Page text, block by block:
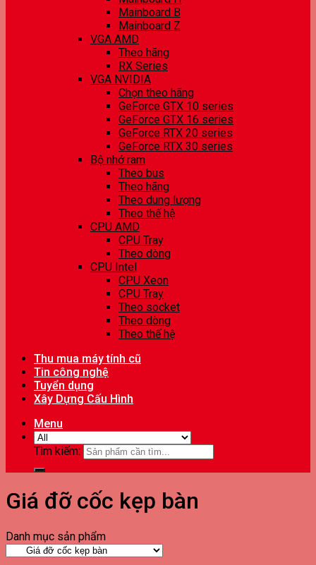
Mainboard B
Mainboard Z
VGA AMD
Theo hãng
RX Series
VGA NVIDIA
Chọn theo hãng
GeForce GTX 10 series
GeForce GTX 16 series
GeForce RTX 20 series
GeForce RTX 30 series
Bộ nhớ ram
Theo bus
Theo hãng
Theo dung lượng
Theo thế hệ
CPU AMD
CPU Tray
Theo dòng
CPU Intel
CPU Xeon
CPU Tray
Theo socket
Theo dòng
Theo thế hệ
Thu mua máy tính cũ
Tin công nghệ
Tuyển dụng
Xây Dựng Cấu Hình
Menu
Tìm kiếm:
Giá đỡ cốc kẹp bàn
Danh mục sản phẩm